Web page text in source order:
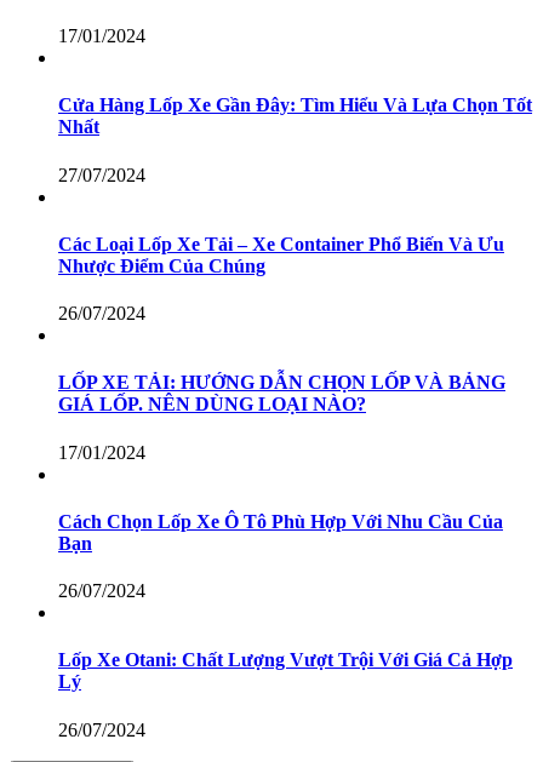
17/01/2024
Cửa Hàng Lốp Xe Gần Đây: Tìm Hiểu Và Lựa Chọn Tốt
Nhất
27/07/2024
Các Loại Lốp Xe Tải – Xe Container Phổ Biến Và Ưu
Nhược Điểm Của Chúng
26/07/2024
LỐP XE TẢI: HƯỚNG DẪN CHỌN LỐP VÀ BẢNG
GIÁ LỐP. NÊN DÙNG LOẠI NÀO?
17/01/2024
Cách Chọn Lốp Xe Ô Tô Phù Hợp Với Nhu Cầu Của
Bạn
26/07/2024
Lốp Xe Otani: Chất Lượng Vượt Trội Với Giá Cả Hợp
Lý
26/07/2024